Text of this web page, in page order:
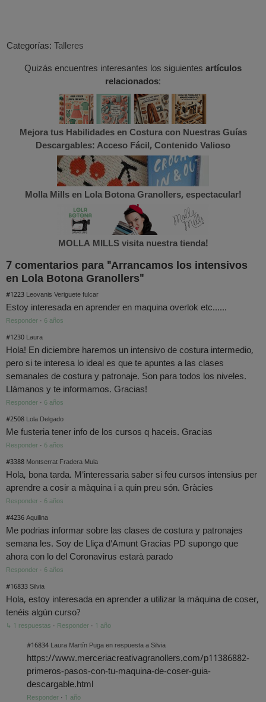
Categorías:Talleres
Quizás encuentres interesantes los siguientesartículos
relacionados:
Mejora tus Habilidades en Costura con Nuestras Guías
Descargables: Acceso Fácil, Contenido Valioso
Molla Mills en Lola Botona Granollers, espectacular!
MOLLA MILLS visita nuestra tienda!
7 comentarios para "Arrancamos los intensivos
en Lola Botona Granollers"
#1223 Leovanis Veriguete fulcar
Estoy interesada en aprender en maquina overlok etc......
Responder · 6 años
#1230 Laura
Hola! En diciembre haremos un intensivo de costura intermedio,
pero si te interesa lo ideal es que te apuntes a las clases
semanales de costura y patronaje. Son para todos los niveles.
Llámanos y te informamos. Gracias!
Responder · 6 años
#2508 Lola Delgado
Me fusteria tener info de los cursos q haceis. Gracias
Responder · 6 años
#3388 Montserrat Fradera Mula
Hola, bona tarda. M'interessaria saber si feu cursos intensius per
aprendre a cosir a màquina i a quin preu són. Gràcies
Responder · 6 años
#4236Aquilina
Me podrias informar sobre las clases de costura y patronajes
semana les. Soy de Lliça d'Amunt Gracias PD supongo que
ahora con lo del Coronavirus estarà parado
Responder · 6 años
#16833Silvia
Hola, estoy interesada en aprender a utilizar la máquina de coser,
tenéis algún curso?
↳ 1 respuestas · Responder · 1 año
#16834 Laura Martín Puga en respuesta a Silvia
https://www.merceriacreativagranollers.com/p11386882-
primeros-pasos-con-tu-maquina-de-coser-guia-
descargable.html
Responder · 1 año